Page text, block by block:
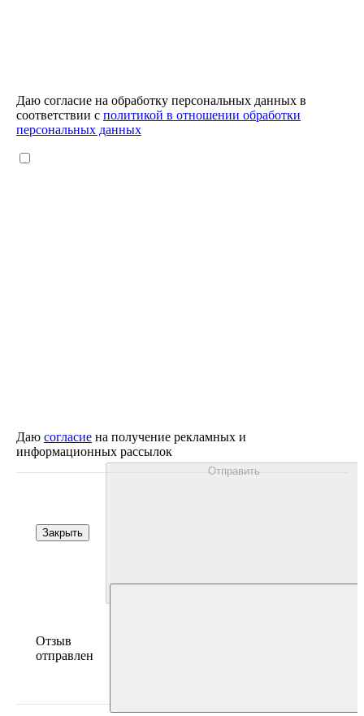
Даю согласие на обработку персональных данных в
соответствии с политикой в отношении обработки
персональных данных
Даю согласие на получение рекламных и
информационных рассылок
Закрыть
Отправить
Отзыв
отправлен